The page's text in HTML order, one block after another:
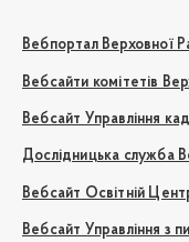
Вебпортал Верховної
Вебсайти комітетів
Вебсайт Управління
Дослідницька служба
Вебсайт Освітній
Вебсайт Управління з